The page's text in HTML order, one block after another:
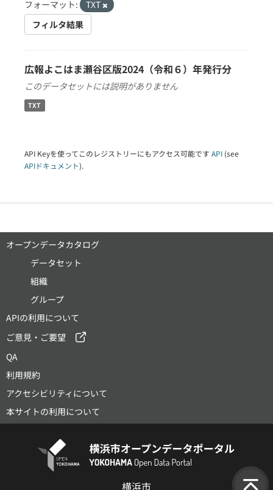
フォーマット:
TXT
フィルタ結果
広報よこはま瀬谷区版2024（令和６）年発行分
このデータセットには説明がありません
TXT
API Keyを使ってこのレジストリーにもアクセス可能です API (see
APIドキュメント).
オープンデータカタログ
データセット
組織
グループ
APIの利用について
ご意見・ご要望
QA
利用規約
アクセシビリティについて
本サイトの利用について
横浜市